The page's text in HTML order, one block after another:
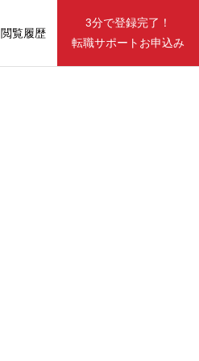
閲覧履歴
3分で登録完了！
転職サポートお申込み